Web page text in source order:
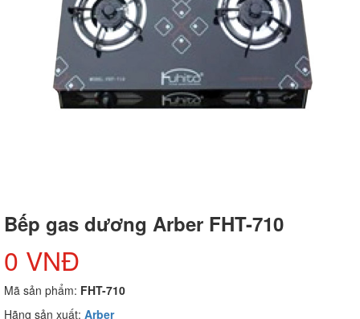
Bếp gas dương Arber FHT-710
0 VNĐ
Mã sản phẩm: FHT-710
Hãng sản xuất: Arber